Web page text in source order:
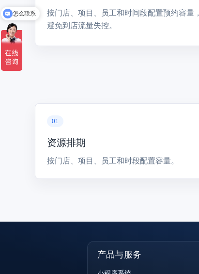
按门店、项目、员工和时间段配置预约容量，
避免到店流量失控。
资源排期
按门店、项目、员工和时段配置容量。
产品与服务
怎么联系